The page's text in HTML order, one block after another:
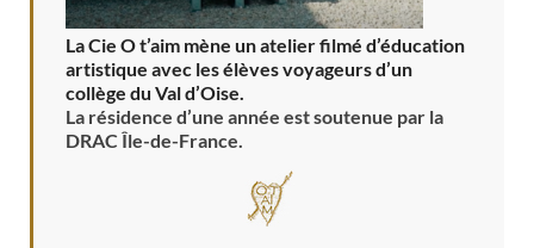
La Cie O t’aim mène un atelier filmé d’éducation
artistique avec les élèves voyageurs d’un
collège du Val d’Oise.
La résidence d’une année est soutenue par la
DRAC Île-de-France.